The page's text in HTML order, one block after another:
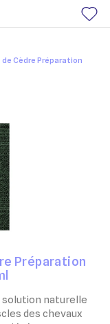
de Cèdre Préparation
Préparation
solution naturelle
des chevaux